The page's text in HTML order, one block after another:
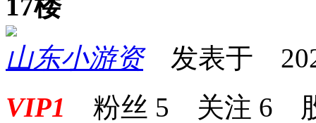
山东小游资发表于
VIP1 粉丝 5 关注 6